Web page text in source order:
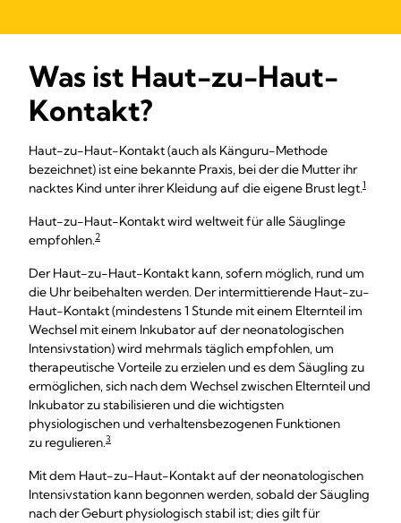
Was ist Haut-zu-Haut-
Kontakt?
Haut-zu-Haut-Kontakt (auch als Känguru-Methode
bezeichnet) ist eine bekannte Praxis, bei der die Mutter ihr
nacktes Kind unter ihrer Kleidung auf die eigene Brust legt.1
Haut-zu-Haut-Kontakt wird weltweit für alle Säuglinge
empfohlen.2
Der Haut-zu-Haut-Kontakt kann, sofern möglich, rund um
die Uhr beibehalten werden. Der intermittierende Haut-zu-
Haut-Kontakt (mindestens 1 Stunde mit einem Elternteil im
Wechsel mit einem Inkubator auf der neonatologischen
Intensivstation) wird mehrmals täglich empfohlen, um
therapeutische Vorteile zu erzielen und es dem Säugling zu
ermöglichen, sich nach dem Wechsel zwischen Elternteil und
Inkubator zu stabilisieren und die wichtigsten
physiologischen und verhaltensbezogenen Funktionen
zu regulieren.3
Mit dem Haut-zu-Haut-Kontakt auf der neonatologischen
Intensivstation kann begonnen werden, sobald der Säugling
nach der Geburt physiologisch stabil ist; dies gilt für